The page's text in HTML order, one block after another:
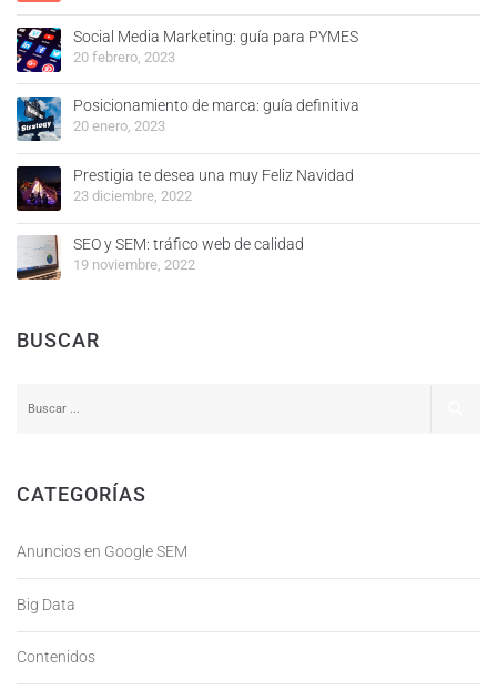
Social Media Marketing: guía para PYMES
20 febrero, 2023
Posicionamiento de marca: guía definitiva
20 enero, 2023
Prestigia te desea una muy Feliz Navidad
23 diciembre, 2022
SEO y SEM: tráfico web de calidad
19 noviembre, 2022
BUSCAR
CATEGORÍAS
Anuncios en Google SEM
Big Data
Contenidos